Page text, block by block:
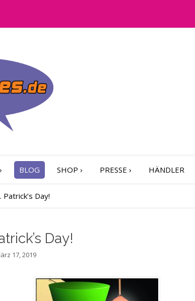
› BLOG SHOP › PRESSE › HÄNDLER
Patrick’s Day!
Day!
17, 2019